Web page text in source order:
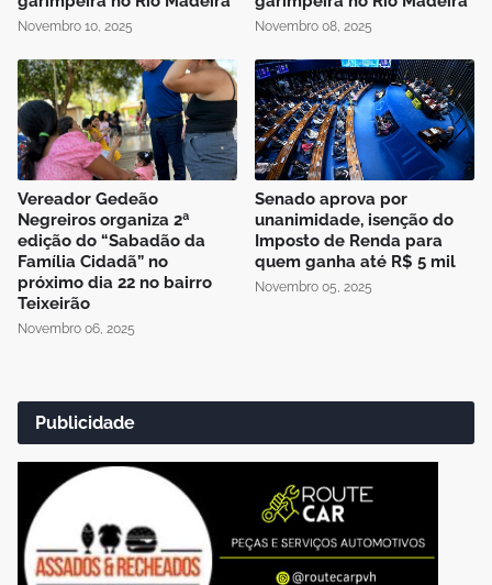
Novembro 10, 2025 Novembro 08, 2025
Vereador Gedeão
Negreiros organiza 2ª
edição do “Sabadão da
Família Cidadã” no
próximo dia 22 no bairro
Teixeirão
Novembro 06, 2025
Senado aprova por
unanimidade, isenção do
Imposto de Renda para
quem ganha até R$ 5 mil
Novembro 05, 2025
Publicidade